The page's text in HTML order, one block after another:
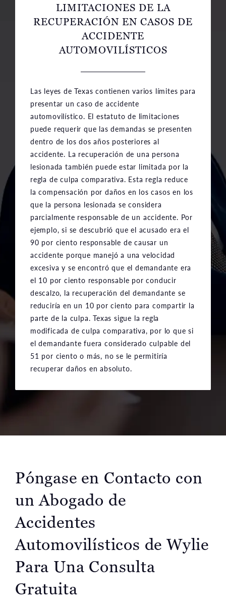
LIMITACIONES DE LA
RECUPERACIÓN EN CASOS DE
ACCIDENTE
AUTOMOVILÍSTICOS
Las leyes de Texas contienen varios límites para
presentar un caso de accidente
automovilístico. El estatuto de limitaciones
puede requerir que las demandas se presenten
dentro de los dos años posteriores al
accidente. La recuperación de una persona
lesionada también puede estar limitada por la
regla de culpa comparativa. Esta regla reduce
la compensación por daños en los casos en los
que la persona lesionada se considera
parcialmente responsable de un accidente. Por
ejemplo, si se descubrió que el acusado era el
90 por ciento responsable de causar un
accidente porque manejó a una velocidad
excesiva y se encontró que el demandante era
el 10 por ciento responsable por conducir
descalzo, la recuperación del demandante se
reduciría en un 10 por ciento para compartir la
parte de la culpa. Texas sigue la regla
modificada de culpa comparativa, por lo que si
el demandante fuera considerado culpable del
51 por ciento o más, no se le permitiría
recuperar daños en absoluto.
Póngase en Contacto con
un Abogado de
Accidentes
Automovilísticos de Wylie
Para Una Consulta
Gratuita